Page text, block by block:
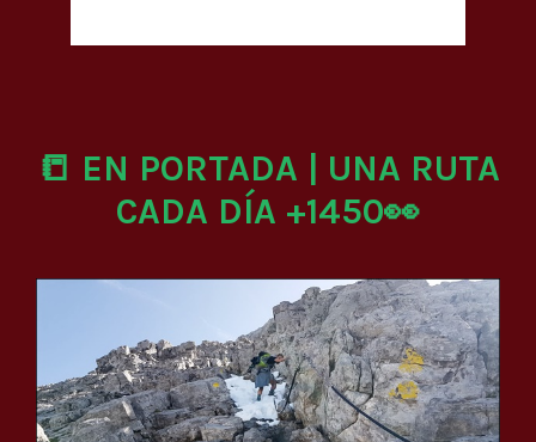
📒 EN PORTADA | UNA RUTA
CADA DÍA +1450👀